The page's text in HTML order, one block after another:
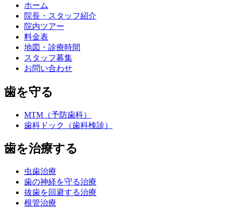
ホーム
院長・スタッフ紹介
院内ツアー
料金表
地図・診療時間
スタッフ募集
お問い合わせ
歯を守る
MTM（予防歯科）
歯科ドック（歯科検診）
歯を治療する
虫歯治療
歯の神経を守る治療
抜歯を回避する治療
根管治療